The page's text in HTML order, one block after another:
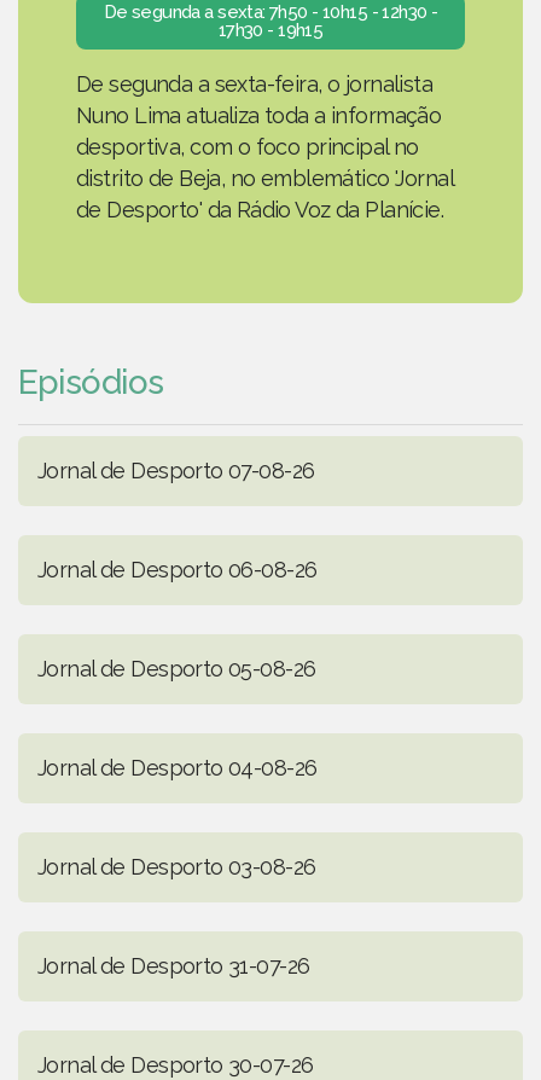
De segunda a sexta: 7h50 - 10h15 - 12h30 -
17h30 - 19h15
De segunda a sexta-feira, o jornalista
Nuno Lima atualiza toda a informação
desportiva, com o foco principal no
distrito de Beja, no emblemático 'Jornal
de Desporto' da Rádio Voz da Planície.
Episódios
Jornal de Desporto 07-08-26
Jornal de Desporto 06-08-26
Jornal de Desporto 05-08-26
Jornal de Desporto 04-08-26
Jornal de Desporto 03-08-26
Jornal de Desporto 31-07-26
Jornal de Desporto 30-07-26